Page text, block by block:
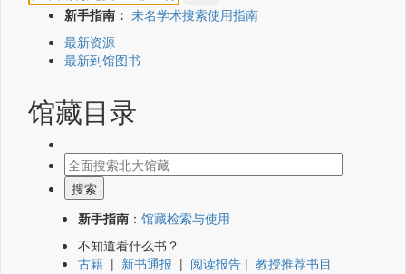
新手指南： 未名学术搜索使用指南
最新资源
最新到馆图书
馆藏目录
新手指南 ： 馆藏检索与使用
不知道看什么书？
古籍 | 新书通报 | 阅读报告 | 教授推荐书目